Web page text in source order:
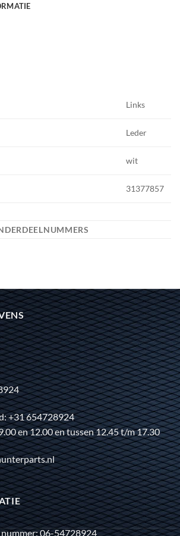
Links
Leder
wit
31377857
+31 654728924
en 12.00 en tussen 12.45 t/m 17.30
06-54728924